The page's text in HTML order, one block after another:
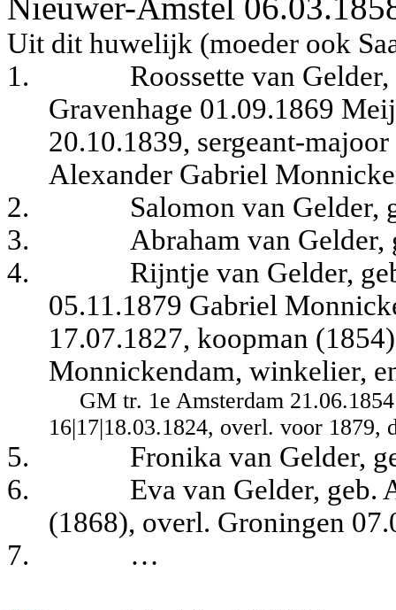
Uit dit huwelijk (moeder ook
1.
Roossette van
Gravenhage 01.09.1869
20.10.1839, sergeant-
Alexander Gabriel
2.
Salomon van
3.
Abraham van
4.
Rijntje van Gelder,
05.11.1879 Gabriel
17.07.1827, koopman
Monnickendam, winkelier,
GM tr. 1e Amsterdam
16|17|18.03.1824, overl. voor 1879,
5.
Fronika van Gelder,
6.
Eva van Gelder, geb.
(1868), overl. Groningen
7.
…